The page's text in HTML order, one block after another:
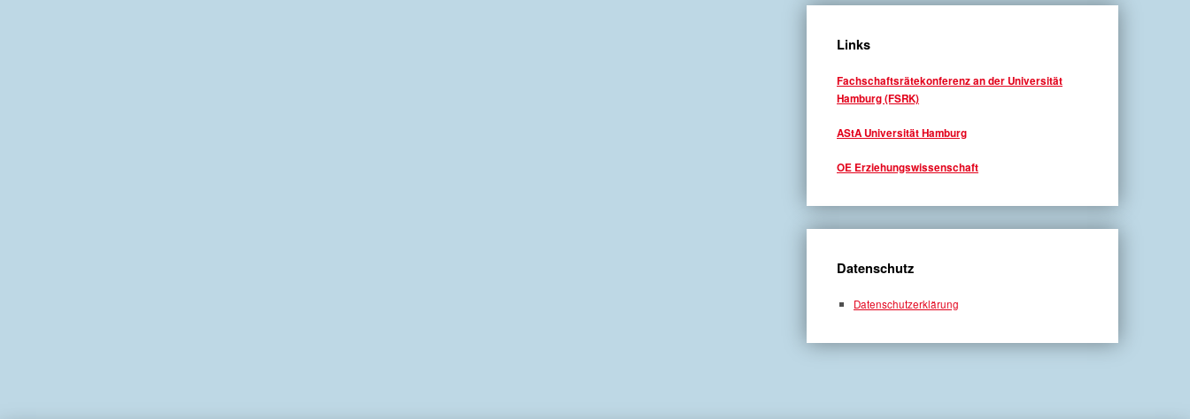
Links
Fachschaftsrätekonferenz an der Universität
Hamburg (FSRK)
AStA Universität Hamburg
OE Erziehungswissenschaft
Datenschutz
Datenschutzerklärung